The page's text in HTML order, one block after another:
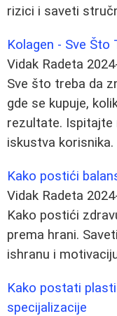
rizici i saveti
Kolagen - Sve Što
Vidak Radeta
Sve što treba da
gde se kupuje,
rezultate. Ispitajte
iskustva korisnika.
Kako postići
Vidak Radeta
Kako postići
prema hrani.
ishranu i
Kako postati
specijalizacije